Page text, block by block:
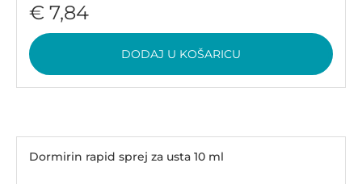
€ 7,84
DODAJ U KOŠARICU
Dormirin rapid sprej za usta 10 ml